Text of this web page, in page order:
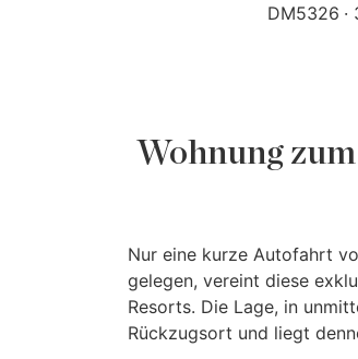
DM5326
Wohnung
Nur eine kurze Autofahrt
gelegen, vereint diese
Resorts. Die Lage, in
Rückzugsort und liegt